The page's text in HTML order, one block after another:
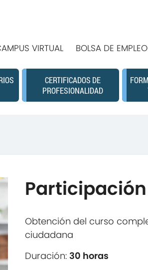
VIRTUAL BOLSA DE EMPLEO
CERTIFICADOS DE
PROFESIONALIDAD
Obtención del curso
ciudadana
Duración: 30 horas